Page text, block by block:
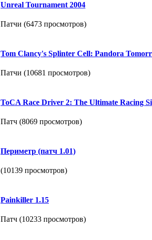
Unreal Tournament 2004
Патчи (6473 просмотров)
Tom Clancy's Splinter Cell: Pandora
Патчи (10681 просмотров)
ToCA Race Driver 2: The Ultimate Racing
Патч (8069 просмотров)
Периметр (патч 1.01)
(10139 просмотров)
Painkiller 1.15
Патч (10233 просмотров)